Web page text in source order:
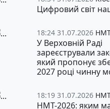
Цифровий світ
18:24 31.07.2026
У Верховній Раді
зареєстрували
який пропонує
2027 році чинну
18:19 31.07.2026
НМТ-2026: яким